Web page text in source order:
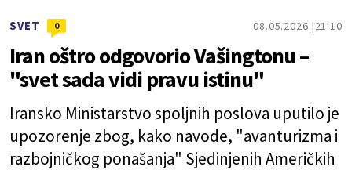
SVET 0 08.05.2026. 21:10
Iran oštro odgovorio Vašingtonu –
"svet sada vidi pravu istinu"
Iransko Ministarstvo spoljnih poslova uputilo je
upozorenje zbog, kako navode, "avanturizma i
razbojničkog ponašanja" Sjedinjenih Američkih